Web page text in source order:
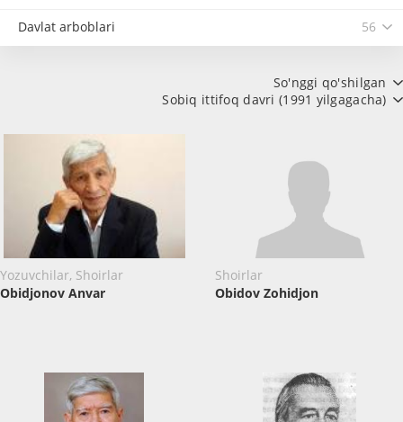
Davlat arboblari 56
So'nggi qo'shilgan
Sobiq ittifoq davri (1991 yilgagacha)
Yozuvchilar, Shoirlar
Obidjonov Anvar
Shoirlar
Obidov Zohidjon